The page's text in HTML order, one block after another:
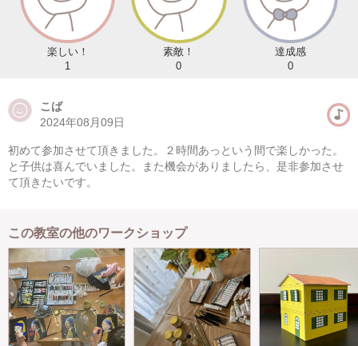
楽しい！
1
素敵！
0
達成感
0
こば
2024年08月09日
初めて参加させて頂きました。２時間あっという間で楽しかった。
と子供は喜んでいました。また機会がありましたら、是非参加させ
て頂きたいです。
この教室の他のワークショップ